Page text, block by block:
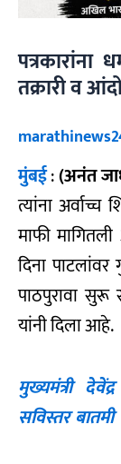
तक्रारी व
मुंबई:(अनंत
त्यांना अर्वाच्च
माफी
दिना
पाठपुरावा
यांनी दिला आहे.
मुख्यमंत्री
सविस्तर बातमी